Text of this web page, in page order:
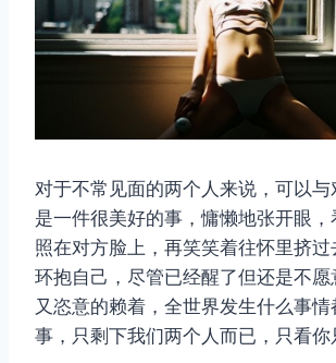
对于不常见面的两个人来说，可以与
是一件很美好的事，慵懒地张开眼
照在对方脸上，再笑笑着往怀里挤
环抱自己，尽管已经醒了但还是不愿
又恣意的赖着，全世界发生什么事
事，只剩下我们两个人而已，只看你